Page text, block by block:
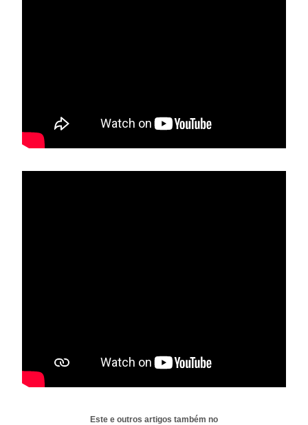
Este e outros artigos também no